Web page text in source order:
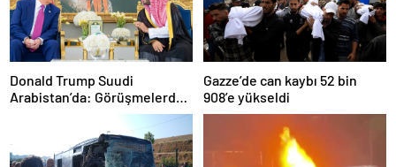
Donald Trump Suudi
Arabistan’da: Görüşmelerde
Gazze’de can kaybı 52 bin
908’e yükseldi